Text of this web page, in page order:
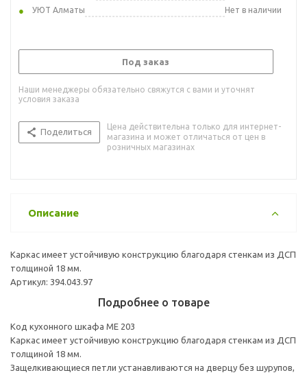
УЮТ Алматы
Нет в наличии
Под заказ
Наши менеджеры обязательно свяжутся с вами и уточнят
условия заказа
Поделиться
Цена действительна только для интернет-
магазина и может отличаться от цен в
розничных магазинах
Описание
Каркас имеет устойчивую конструкцию благодаря стенкам из ДСП
толщиной 18 мм.
Артикул: 394.043.97
Подробнее о товаре
Код кухонного шкафа ME 203
Каркас имеет устойчивую конструкцию благодаря стенкам из ДСП
толщиной 18 мм.
Защелкивающиеся петли устанавливаются на дверцу без шурупов,